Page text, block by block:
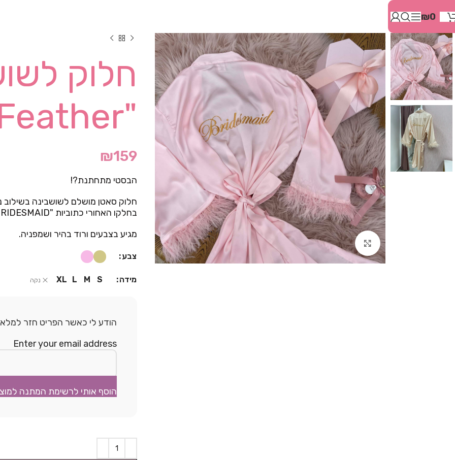
זֶה
מַעֲרֶכֶת
"המרכז
הישראלי
לְהַנְגָּשָׁת
אָתָרִים".
הַמְּסַיַּעַת
לִנְגִישׁוּת
הָאֲתָר.
לִפְתִיחַת
תַּפְרִיט
הֵנְּגִישׁוּת
לְחַץ
ALT+0
₪0
Click to enlarge
חלוק
"Feather"
₪159
הבסטי מתחתנת?!
חלוק סאטן מושלם לשושבינה בשילוב
בחלקו האחורי כתוביות "BRIDESMAID".
מגיע בצבעים ורוד בהיר ושמפניה.
צבע
מידה S
M
L
XL נקה
הודע לי כאשר הפריט חזר
Enter your email address
הוסף אותי לרשימת המתנה